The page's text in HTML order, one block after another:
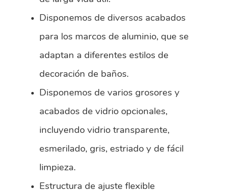
Disponemos de diversos acabados
para los marcos de aluminio, que se
adaptan a diferentes estilos de
decoración de baños.
Disponemos de varios grosores y
acabados de vidrio opcionales,
incluyendo vidrio transparente,
esmerilado, gris, estriado y de fácil
limpieza.
Estructura de ajuste flexible